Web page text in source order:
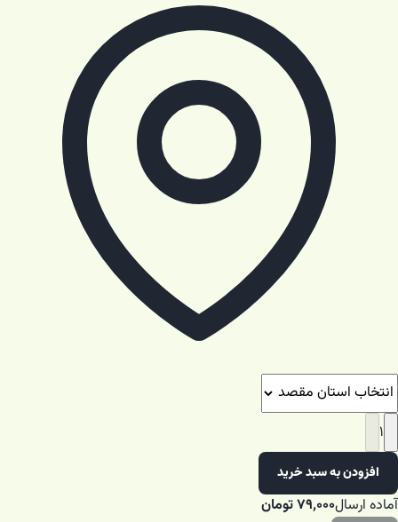
۱
افزودن به سبد خرید
آماده ارسال۷۹٬۰۰۰تومان